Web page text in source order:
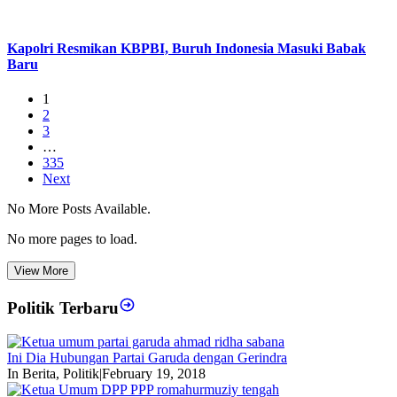
Kapolri Resmikan KBPBI, Buruh Indonesia Masuki Babak
Baru
1
2
3
…
335
Next
No More Posts Available.
No more pages to load.
View More
Politik Terbaru
Ini Dia Hubungan Partai Garuda dengan Gerindra
In Berita, Politik|February 19, 2018